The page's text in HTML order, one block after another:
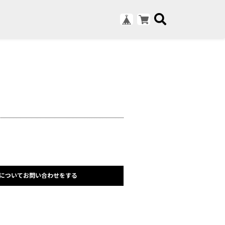
ついてお問い合わせをする